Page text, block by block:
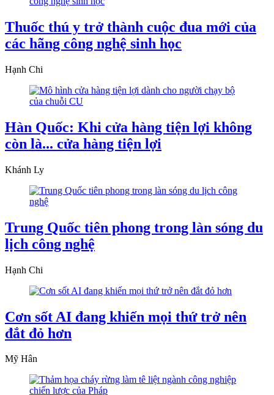
Thuốc thú y trở thành cuộc đua mới của
các hãng công nghệ sinh học
Hạnh Chi
Hàn Quốc: Khi cửa hàng tiện lợi không
còn là... cửa hàng tiện lợi
Khánh Ly
Trung Quốc tiên phong trong làn sóng du
lịch công nghệ
Hạnh Chi
Cơn sốt AI đang khiến mọi thứ trở nên
đắt đỏ hơn
Mỹ Hân